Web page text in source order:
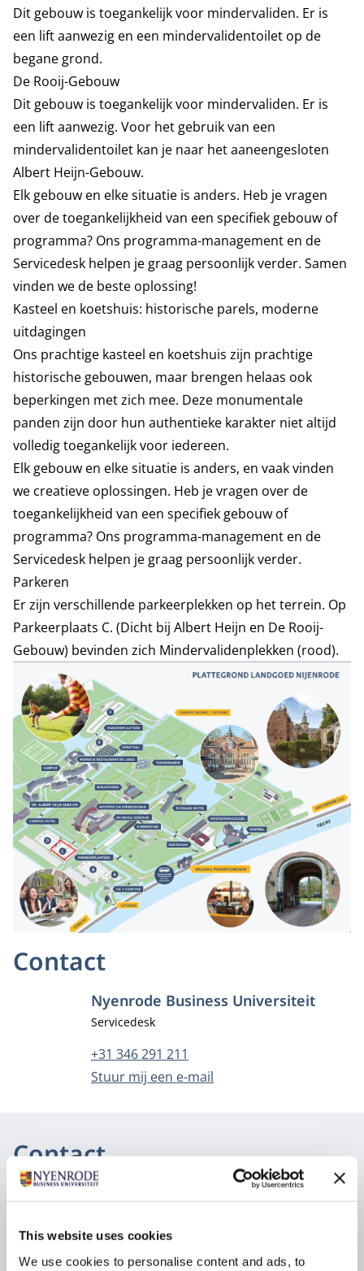
This website uses cookies
We use cookies to personalise content and ads, to
Dit gebouw is toegankelijk voor mindervaliden. Er is
een lift aanwezig en een mindervalidentoilet op de
begane grond.
De Rooij-Gebouw
Dit gebouw is toegankelijk voor mindervaliden. Er is
een lift aanwezig. Voor het gebruik van een
mindervalidentoilet kan je naar het aaneengesloten
Albert Heijn-Gebouw.
Elk gebouw en elke situatie is anders. Heb je vragen
over de toegankelijkheid van een specifiek gebouw of
programma? Ons programma-management en de
Servicedesk helpen je graag persoonlijk verder. Samen
vinden we de beste oplossing!
Kasteel en koetshuis: historische parels, moderne
uitdagingen
Ons prachtige kasteel en koetshuis zijn prachtige
historische gebouwen, maar brengen helaas ook
beperkingen met zich mee. Deze monumentale
panden zijn door hun authentieke karakter niet altijd
volledig toegankelijk voor iedereen.
Elk gebouw en elke situatie is anders, en vaak vinden
we creatieve oplossingen. Heb je vragen over de
toegankelijkheid van een specifiek gebouw of
programma? Ons programma-management en de
Servicedesk helpen je graag persoonlijk verder.
Parkeren
Er zijn verschillende parkeerplekken op het terrein. Op
Parkeerplaats C. (Dicht bij Albert Heijn en De Rooij-
Gebouw) bevinden zich Mindervalidenplekken (rood).
Contact
Nyenrode Business Universiteit
Functietitel
Servicedesk
Telefoonnummer
+31 346 291 211
E-mailadres
Stuur mij een e-mail
Contact
Nyenrode Servicedesk Amsterdam
Telefoonnummer
+31 204 274 286